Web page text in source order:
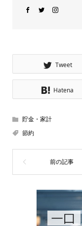
Tweet
Hatena
貯金・家計
節約